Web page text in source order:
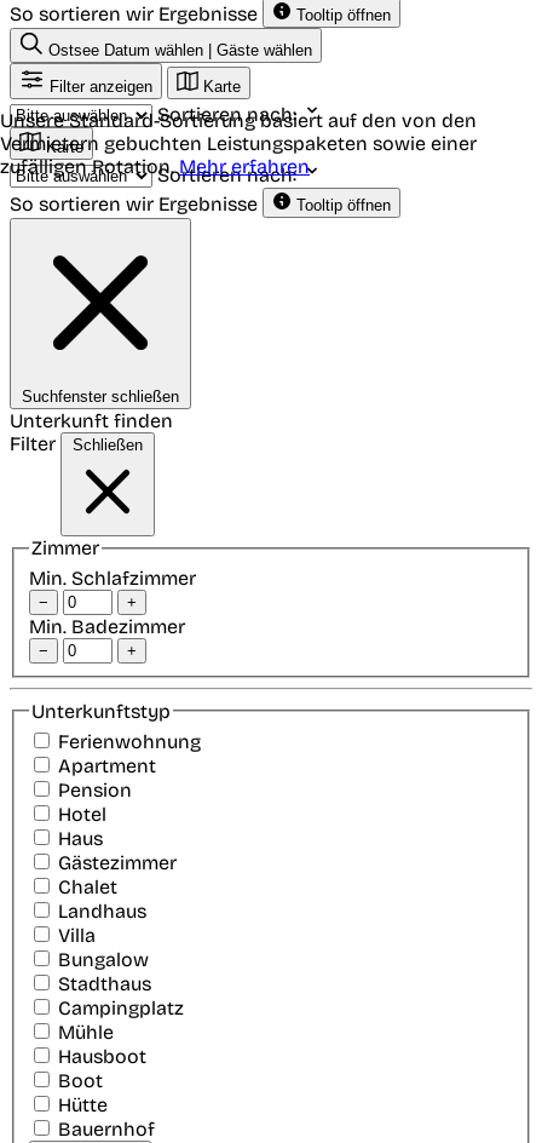
So sortieren wir Ergebnisse
Tooltip öffnen
Ostsee Datum wählen | Gäste wählen
Filter anzeigen
Karte
Sortieren nach:
Karte
Sortieren nach:
So sortieren wir Ergebnisse
Tooltip öffnen
Unsere Standard-Sortierung basiert auf den von den
Vermietern gebuchten Leistungspaketen sowie einer
zufälligen Rotation.Mehr erfahren
Suchfenster schließen
Unterkunft finden
Filter
Schließen
Zimmer
Min. Schlafzimmer
− +
Min. Badezimmer
− +
Unterkunftstyp
Ferienwohnung
Apartment
Pension
Hotel
Haus
Gästezimmer
Chalet
Landhaus
Villa
Bungalow
Stadthaus
Campingplatz
Mühle
Hausboot
Boot
Hütte
Bauernhof